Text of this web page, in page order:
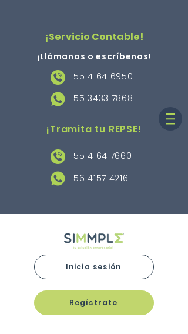
¡Servicio Contable!
¡Llámanos o escríbenos!
55 4164 6950
55 3433 7868
¡Tramita tu REPSE!
55 4164 7660
56 4157 4216
Inicia sesión
Regístrate